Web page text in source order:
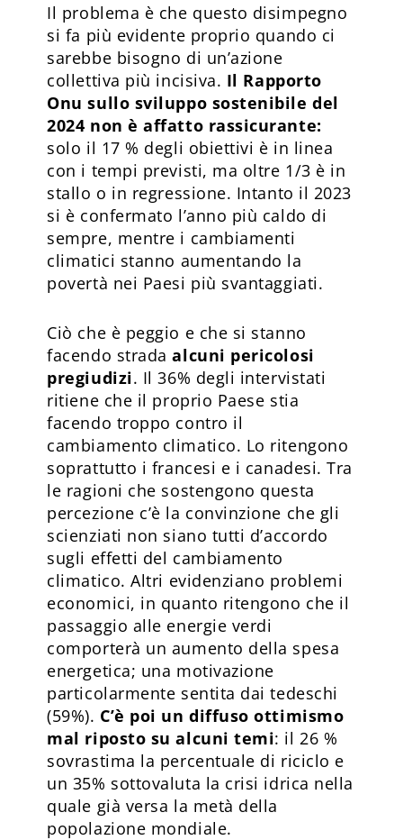
Il problema è che questo disimpegno
si fa più evidente proprio quando ci
sarebbe bisogno di un’azione
collettiva più incisiva. Il Rapporto
Onu sullo sviluppo sostenibile del
2024 non è affatto rassicurante:
solo il 17 % degli obiettivi è in linea
con i tempi previsti, ma oltre 1/3 è in
stallo o in regressione. Intanto il 2023
si è confermato l’anno più caldo di
sempre, mentre i cambiamenti
climatici stanno aumentando la
povertà nei Paesi più svantaggiati.
Ciò che è peggio e che si stanno
facendo stradaalcuni pericolosi
pregiudizi. Il 36% degli intervistati
ritiene che il proprio Paese stia
facendo troppo contro il
cambiamento climatico. Lo ritengono
soprattutto i francesi e i canadesi. Tra
le ragioni che sostengono questa
percezione c’è la convinzione che gli
scienziati non siano tutti d’accordo
sugli effetti del cambiamento
climatico. Altri evidenziano problemi
economici, in quanto ritengono che il
passaggio alle energie verdi
comporterà un aumento della spesa
energetica; una motivazione
particolarmente sentita dai tedeschi
(59%). C’è poi un diffuso ottimismo
mal riposto su alcuni temi: il 26 %
sovrastima la percentuale di riciclo e
un 35% sottovaluta la crisi idrica nella
quale già versa la metà della
popolazione mondiale.